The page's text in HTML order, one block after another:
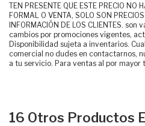
TEN PRESENTE QUE ESTE PRECIO NO
FORMAL O VENTA, SOLO SON
INFORMACIÓN DE LOS CLIENTES.
cambios por promociones vigentes,
Disponibilidad sujeta a inventarios.
comercial no dudes en contactarnos,
a tu servicio. Para ventas al por mayor
16 Otros Productos